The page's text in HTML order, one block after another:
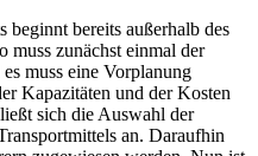
beginnt bereits außerhalb des
muss zunächst einmal der
muss eine Vorplanung
Kapazitäten und der Kosten
sich die Auswahl der
an. Daraufhin